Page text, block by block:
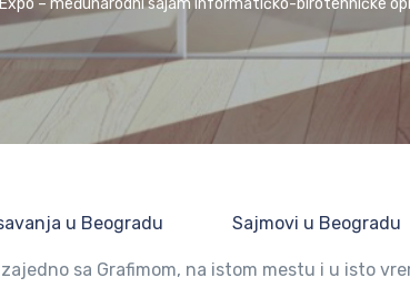
– međunarodni sajam informatičko-birotehničke
u Beogradu Sajmovi u Beogradu
sa Grafimom, na istom mestu i u isto